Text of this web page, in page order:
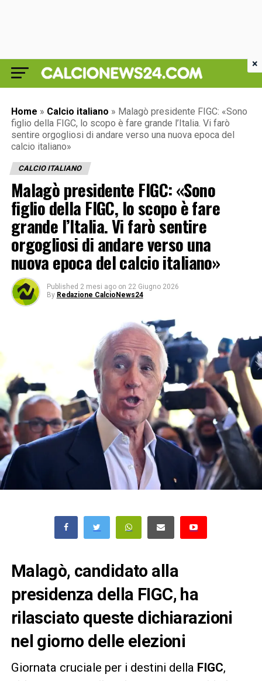
Home » Calcio italiano » Malagò presidente FIGC: «Sono
figlio della FIGC, lo scopo è fare grande l’Italia. Vi farò
sentire orgogliosi di andare verso una nuova epoca del
calcio italiano»
CALCIO ITALIANO
Malagò presidente FIGC: «Sono
figlio della FIGC, lo scopo è fare
grande l’Italia. Vi farò sentire
orgogliosi di andare verso una
nuova epoca del calcio italiano»
Published 2 mesi ago on 22 Giugno 2026
By Redazione CalcioNews24
Malagò, candidato alla
presidenza della FIGC, ha
rilasciato queste dichiarazioni
nel giorno delle elezioni
Giornata cruciale per i destini della FIGC,
×